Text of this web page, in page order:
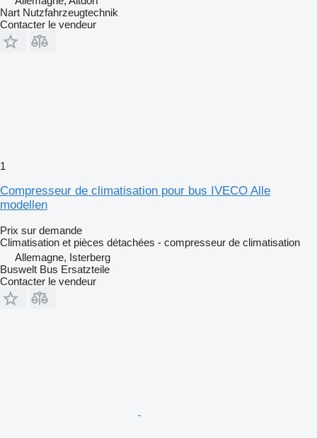
Nart Nutzfahrzeugtechnik
Contacter le vendeur
1
Compresseur de climatisation pour bus IVECO Alle
modellen
Prix sur demande
Climatisation et pièces détachées - compresseur de climatisation
Allemagne, Isterberg
Buswelt Bus Ersatzteile
Contacter le vendeur